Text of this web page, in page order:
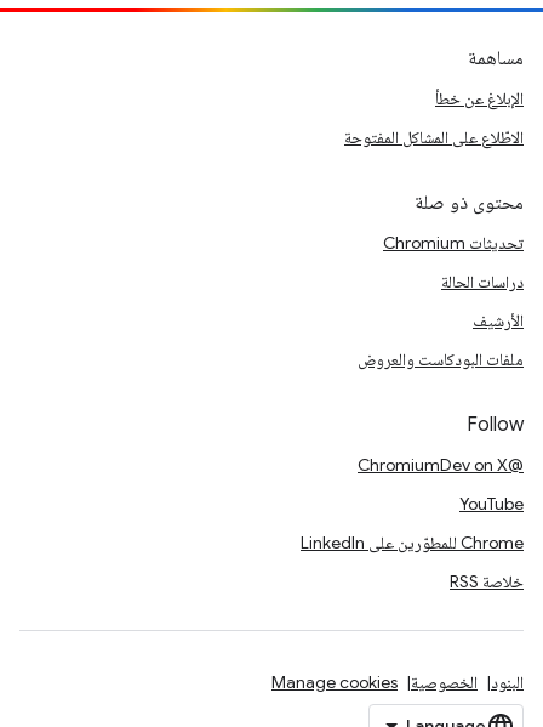
مساهمة
الإبلاغ عن خطأ
الاطّلاع على المشاكل المفتوحة
محتوى ذو صلة
تحديثات Chromium
دراسات الحالة
الأرشيف
ملفات البودكاست والعروض
Follow
@ChromiumDev on X
YouTube
Chrome للمطوّرين على LinkedIn
خلاصة RSS
البنود الخصوصية Manage cookies